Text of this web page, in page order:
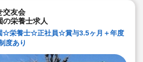
交友会
の栄養士求人
☆栄養士☆正社員☆賞与3.5ヶ月＋年度
度あり